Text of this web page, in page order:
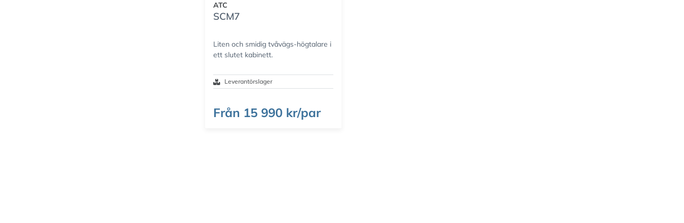
ATC
SCM7
Liten och smidig tvåvägs-högtalare i
ett slutet kabinett.
Leverantörslager
Från 15 990 kr/par